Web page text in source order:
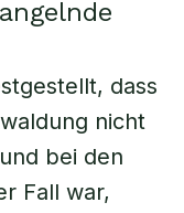
dass
nicht
bei den
Fall war,